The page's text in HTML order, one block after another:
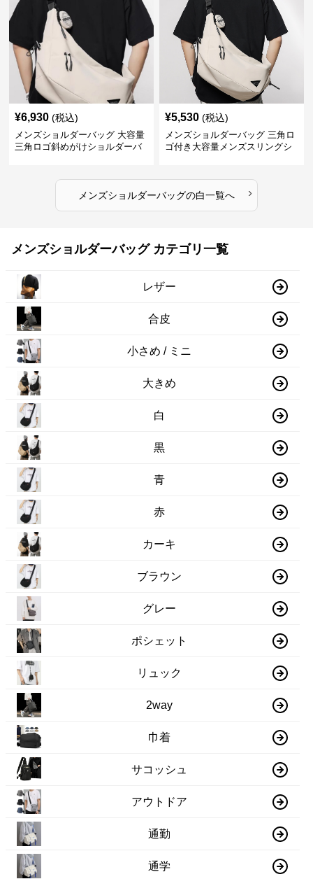
¥6,930 (税込)
メンズショルダーバッグ 大容量
三角ロゴ斜めがけショルダーバ
¥5,530 (税込)
メンズショルダーバッグ 三角ロ
ゴ付き大容量メンズスリングシ
メンズショルダーバッグの白一覧へ ›
メンズショルダーバッグ カテゴリ一覧
レザー
合皮
小さめ / ミニ
大きめ
白
黒
青
赤
カーキ
ブラウン
グレー
ポシェット
リュック
2way
巾着
サコッシュ
アウトドア
通勤
通学